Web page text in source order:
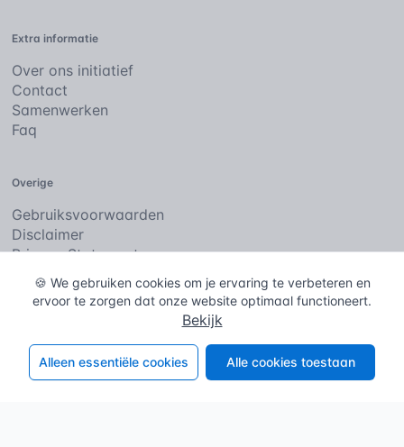
Extra informatie
Over ons initiatief
Contact
Samenwerken
Faq
Overige
Gebruiksvoorwaarden
Disclaimer
Privacy Statement
Cookies
Copyright © 2026De bouwencyclopedie. Alle rechten
voorbehouden.
🍪 We gebruiken cookies om je ervaring te verbeteren en
ervoor te zorgen dat onze website optimaal functioneert.
Bekijk
Alleen essentiële cookies Alle cookies toestaan